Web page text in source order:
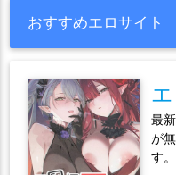
おすすめエロサイト
最
が
す。